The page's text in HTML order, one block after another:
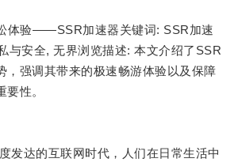
验——SSR加速器关键词: SSR加速
与安全, 无界浏览描述: 本文介绍了SSR
，强调其带来的极速畅游体验以及保障
要性。
达的互联网时代，人们在日常生活中